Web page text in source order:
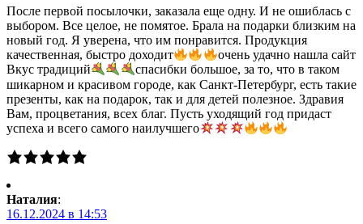
После первой посылочки, заказала еще одну. И не ошиблась с
выбором. Все целое, не помятое. Брала на подарки близким на
новый год. Я уверена, что им понравится. Продукция
качественная, быстро доходит
очень удачно нашла сайт
Вкус традиций
спасибки большое, за то, что в таком
шикарном и красивом городе, как Санкт-Петербург, есть такие
презенты, как на подарок, так и для детей полезное. Здравия
Вам, процветания, всех благ. Пусть уходящий год придаст
успеха и всего самого наилучшего
Наталия:
16.12.2024 в 14:53